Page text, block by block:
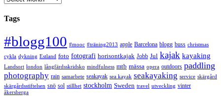
Tags
#blogg100 #mooc #träning2013 apple Barcelona blogg buss christmas
cykla dykning Estland foto fotografi horisontkajak Jobb Jul kajak kayaking
Landsort london långfärdsskridsko mindfulness mtb mässa opera outdoors paddling
photography rain samarbete seakayak sea kayak seakayaking service skärgård
skärgårdsstiftelsen snö sol stillhet stockholm Sweden travel utveckling vinter
åkersberga